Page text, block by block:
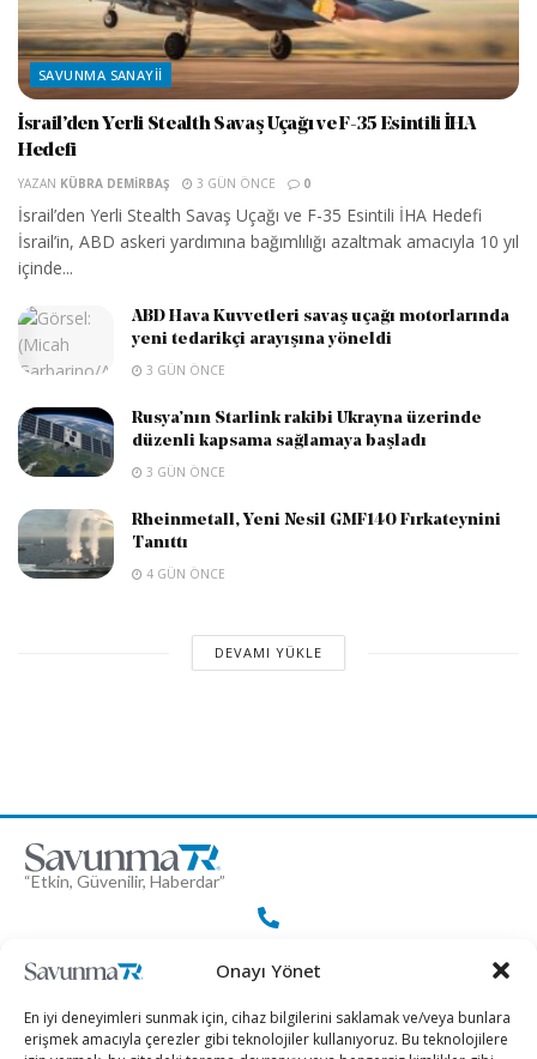
Onayı Yönet
En iyi deneyimleri sunmak için, cihaz bilgilerini saklamak ve/veya bunlara
erişmek amacıyla çerezler gibi teknolojiler kullanıyoruz. Bu teknolojilere
SAVUNMA SANAYII
İsrail’den Yerli Stealth Savaş Uçağı ve F-35 Esintili İHA
Hedefi
YAZAN KÜBRA DEMIRBAŞ 3 GÜN ÖNCE 0
İsrail’den Yerli Stealth Savaş Uçağı ve F-35 Esintili İHA Hedefi
İsrail’in, ABD askeri yardımına bağımlılığı azaltmak amacıyla 10 yıl
içinde...
ABD Hava Kuvvetleri savaş uçağı motorlarında
yeni tedarikçi arayışına yöneldi
3 GÜN ÖNCE
Rusya’nın Starlink rakibi Ukrayna üzerinde
düzenli kapsama sağlamaya başladı
3 GÜN ÖNCE
Rheinmetall, Yeni Nesil GMF140 Fırkateynini
Tanıttı
4 GÜN ÖNCE
DEVAMI YÜKLE
“Etkin, Güvenilir, Haberdar”
+90 530 308 17 96
iletisim@savunmatr.com